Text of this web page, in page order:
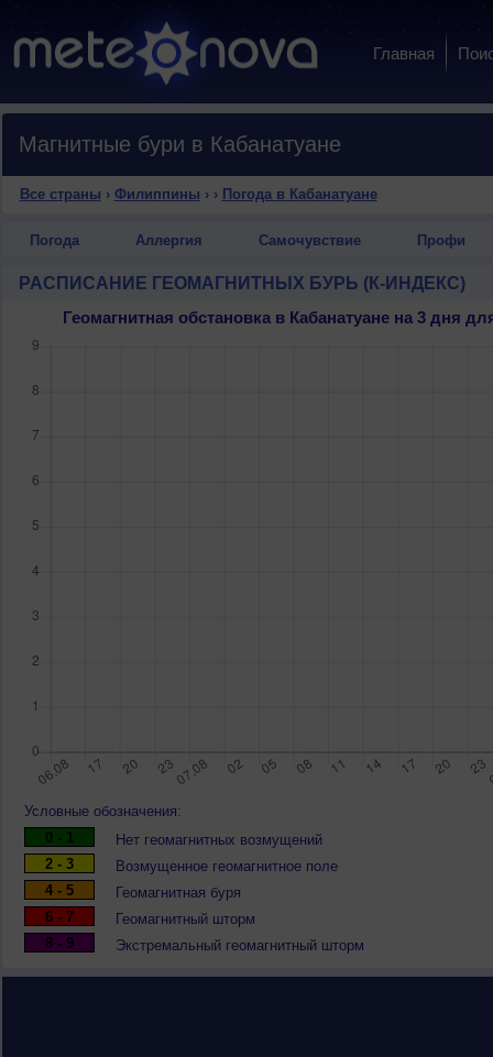
Главная
Магнитные бури в Кабанатуане
Все страны › Филиппины › › Погода в Кабанатуане
Погода Аллергия Самочувствие Профи
РАСПИСАНИЕ ГЕОМАГНИТНЫХ БУРЬ (К-ИНДЕКС)
Геомагнитная обстановка в Кабанатуане на 3 дня
Условные обозначения:
0 - 1
Нет геомагнитных возмущений
2 - 3
Возмущенное геомагнитное поле
4 - 5
Геомагнитная буря
6 - 7
Геомагнитный шторм
8 - 9
Экстремальный геомагнитный шторм